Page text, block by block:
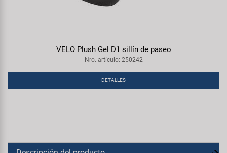
VELO Plush Gel D1 sillín de paseo
Nro. artículo: 250242
DETALLES